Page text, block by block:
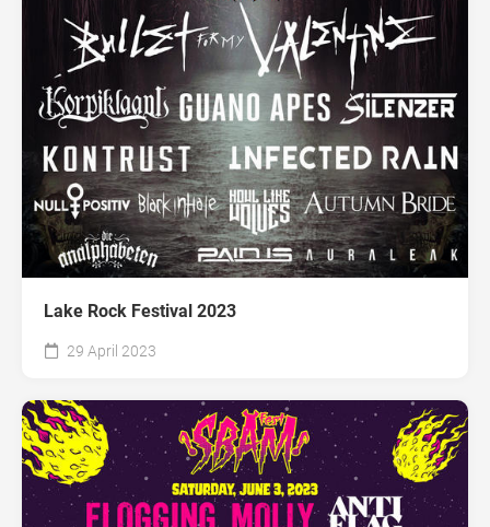
Lake Rock Festival 2023
29 April 2023